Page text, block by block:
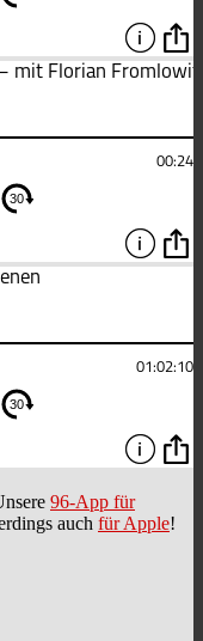
96-App für
auch für Apple!